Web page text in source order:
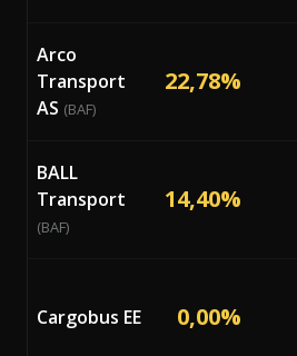
Arco
Transport
AS (BAF)
22,78%
BALL
Transport
(BAF)
14,40%
Cargobus EE 0,00%